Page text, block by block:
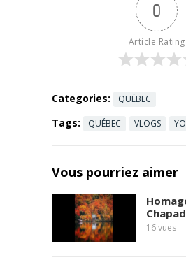
0
Article Rating
Categories: QUÉBEC
Tags: QUÉBEC VLOGS
Vous pourriez aimer
16vues